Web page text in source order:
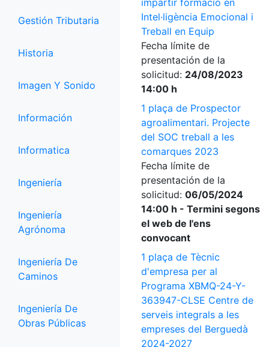
Gestión Tributaria
Historia
Imagen Y Sonido
Información
Informatica
Ingeniería
Ingeniería
Agrónoma
Ingeniería De
Caminos
Ingeniería De
Obras Públicas
impartir formació en
Intel·ligència Emocional i
Treball en Equip
Fecha límite de
presentación de la
solicitud: 24/08/2023
14:00 h
1 plaça de Prospector
agroalimentari. Projecte
del SOC treball a les
comarques 2023
Fecha límite de
presentación de la
solicitud: 06/05/2024
14:00 h - Termini segons
el web de l'ens
convocant
1 plaça de Tècnic
d'empresa per al
Programa XBMQ-24-Y-
363947-CLSE Centre de
serveis integrals a les
empreses del Berguedà
2024-2027